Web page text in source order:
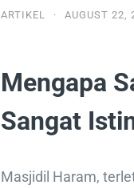
ARTIKEL · AUGUST 22,
Mengapa
Sangat
Masjidil Haram,